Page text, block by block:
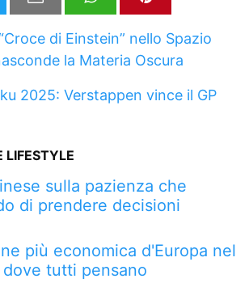
di Einstein” nello Spazio
la Materia Oscura
2025: Verstappen vince il GP
LIFESTYLE
sulla pazienza che
di prendere decisioni
più economica d'Europa nel
tutti pensano